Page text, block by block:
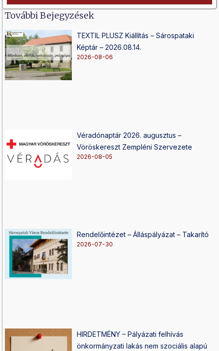
További Bejegyzések
TEXTIL PLUSZ Kiállítás – Sárospataki
Képtár – 2026.08.14.
2026-08-06
Véradónaptár 2026. augusztus –
Vöröskereszt Zempléni Szervezete
2026-08-05
Rendelőintézet – Álláspályázat – Takarító
2026-07-30
HIRDETMÉNY – Pályázati felhívás
önkormányzati lakás nem szociális alapú